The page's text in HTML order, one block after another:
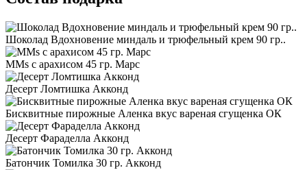
Шоколад Вдохновение миндаль и трюфельный крем 90 гр..
MMs с арахисом 45 гр. Марс
Десерт Ломтишка Акконд
Бисквитные пирожные Аленка вкус вареная сгущенка ОК
Десерт Фараделла Акконд
Батончик Томилка 30 гр. Акконд